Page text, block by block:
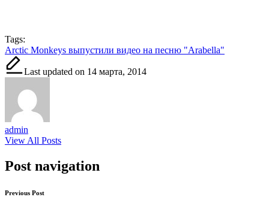
Tags:
Arctic Monkeys выпустили видео на песню "Arabella"
Last updated on 14 марта, 2014
admin
View All Posts
Post navigation
Previous Post